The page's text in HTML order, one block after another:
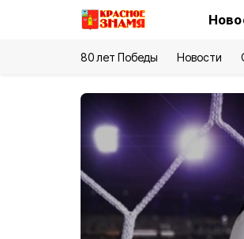
80 лет Победы Новости